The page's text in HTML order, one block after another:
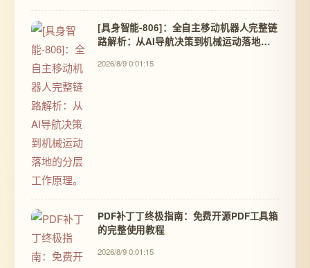
[具身智能-806]：全自主移动机器人完整链
路解析：从AI导航决策到机械运动落地的
2026/8/9 0:01:15
PDF补丁丁终极指南：免费开源PDF工具箱
的完整使用教程
2026/8/9 0:01:15